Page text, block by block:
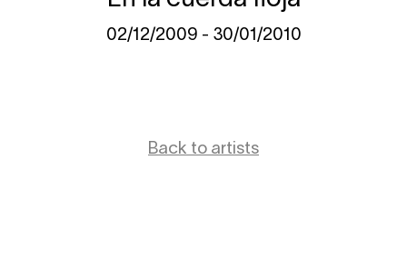
02/12/2009 - 30/01/2010
Back to artists